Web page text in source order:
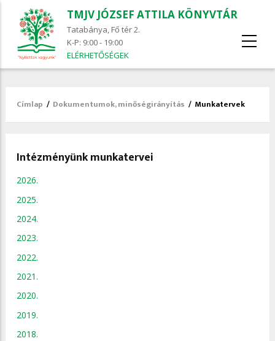
TMJV JÓZSEF ATTILA KÖNYVTÁR
Tatabánya, Fő tér 2.
K-P: 9:00 - 19:00
ELÉRHETŐSÉGEK
Morzsa
Címlap / Dokumentumok, minőségirányítás / Munkatervek
Intézményünk munkatervei
2026.
2025.
2024.
2023.
2022.
2021.
2020.
2019.
2018.